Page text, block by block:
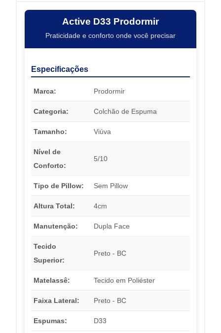
Active D33 Prodormir
Praticidade e conforto onde você precisar
Especificações
Marca: Prodormir
Categoria: Colchão de Espuma
Tamanho: Viúva
Nível de
Conforto:
5/10
Tipo de Pillow: Sem Pillow
Altura Total: 4cm
Manutenção: Dupla Face
Tecido
Superior:
Preto - BC
Matelassê: Tecido em Poliéster
Faixa Lateral: Preto - BC
Espumas: D33